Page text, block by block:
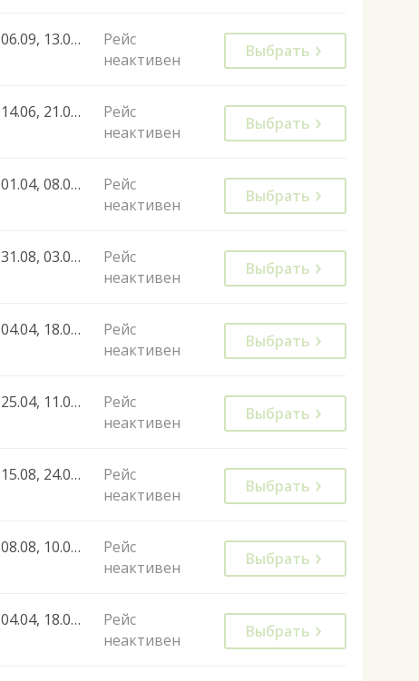
06.09, 13.09, 20.09, 27.09
Рейс
неактивен
Выбрать
14.06, 21.06, 28.06, 05.07, 12.07, 19.07, 26.07, 02.08, 09.08, 16.08, 23.08, 30.08, 06.09, 13.09, 20.09, 27.09, 04.10, 11.10, 18.10, 25.10
Рейс
неактивен
Выбрать
01.04, 08.04, 15.04, 22.04, 29.04, 06.05, 13.05, 20.05, 27.05, 03.06, 10.06
Рейс
неактивен
Выбрать
31.08, 03.09, 07.09, 10.09, 17.09, 21.09, 24.09, 28.09, 01.10, 08.10, 15.10, 26.10, 27.10
Рейс
неактивен
Выбрать
04.04, 18.04, 25.04, 02.05, 09.05, 16.05, 23.05, 30.05, 13.06, 23.06, 30.06, 04.07, 11.07, 14.07, 25.07, 20.09, 10.10, 18.10, 24.10, 29.05, 12.06, 19.06, 26.06, 03.07, 10.07, 24.07, 07.08, 25.09
Рейс
неактивен
Выбрать
25.04, 11.04, 17.04, 18.04, 24.04, 23.05, 01.06, 06.06, 13.06, 15.06, 20.06, 29.06, 04.07, 06.07, 17.07, 25.07, 27.07, 03.08, 22.08
Рейс
неактивен
Выбрать
15.08, 24.08, 07.09, 24.10, 30.10, 02.01
Рейс
неактивен
Выбрать
08.08, 10.08, 17.08, 05.09, 24.08, 29.08, 31.08
Рейс
неактивен
Выбрать
04.04, 18.04, 25.04, 02.05, 09.05, 16.05, 23.05, 30.05, 13.06, 23.06, 30.06, 04.07, 11.07, 14.07, 01.08, 08.08, 29.08, 05.09, 12.09, 13.09, 15.09, 30.05, 27.06, 01.08
Рейс
неактивен
Выбрать